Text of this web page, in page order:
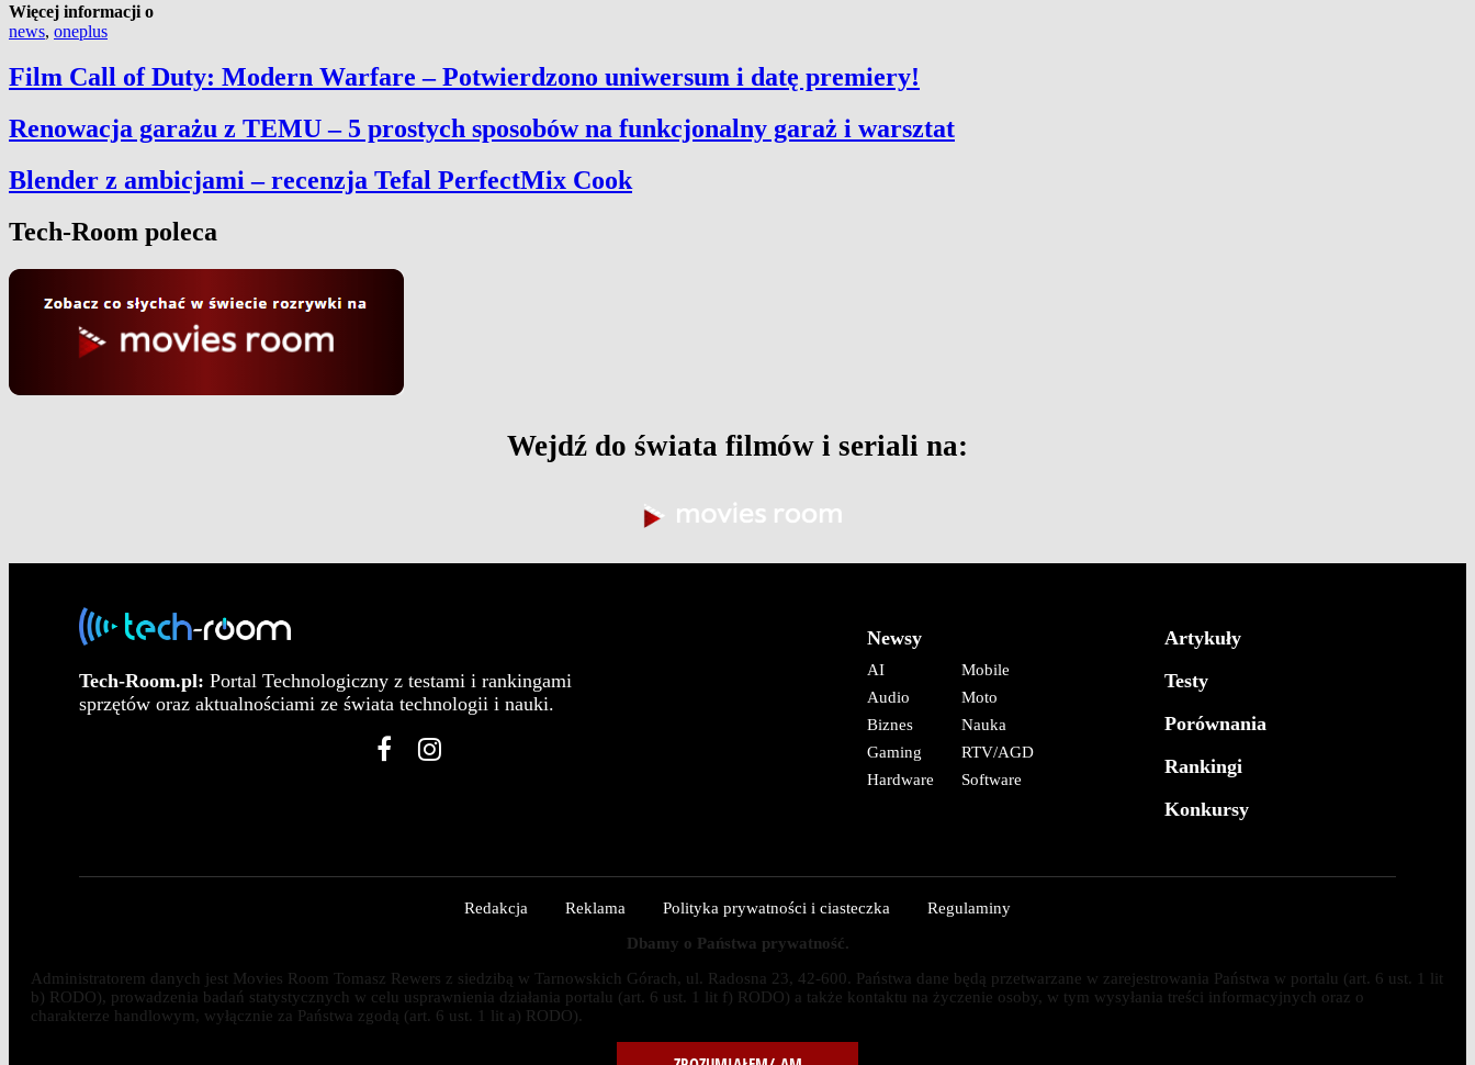
Więcej informacji o
news, oneplus
Film Call of Duty: Modern Warfare – Potwierdzono uniwersum i datę premiery!
Renowacja garażu z TEMU – 5 prostych sposobów na funkcjonalny garaż i warsztat
Blender z ambicjami – recenzja Tefal PerfectMix Cook
Tech-Room poleca
Wejdź do świata filmów i seriali na:
Tech-Room.pl: Portal Technologiczny z testami i rankingami
sprzętów oraz aktualnościami ze świata technologii i nauki.
Newsy
AI
Audio
Biznes
Gaming
Hardware
Mobile
Moto
Nauka
RTV/AGD
Software
Artykuły
Testy
Porównania
Rankingi
Konkursy
Redakcja Reklama Polityka prywatności i ciasteczka
Regulaminy
Dbamy o Państwa prywatność.
Administratorem danych jest Movies Room Tomasz Rewers z siedzibą w Tarnowskich Górach, ul. Radosna 23, 42-600. Państwa dane będą przetwarzane w zarejestrowania Państwa w portalu (art. 6 ust. 1 lit
b) RODO), prowadzenia badań statystycznych w celu usprawnienia działania portalu (art. 6 ust. 1 lit f) RODO) a także kontaktu na życzenie osoby, w tym wysyłania treści informacyjnych oraz o
charakterze handlowym, wyłącznie za Państwa zgodą (art. 6 ust. 1 lit a) RODO).